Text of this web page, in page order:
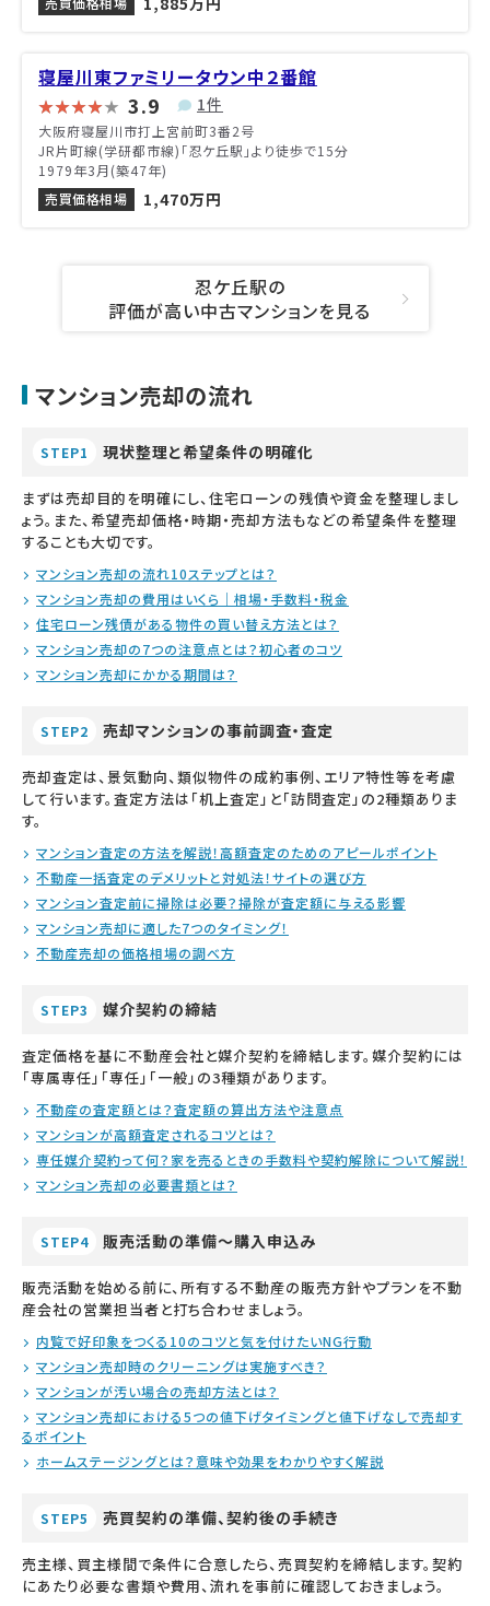
寝屋川東ファミリータウン中２番館
3.9 1件
大阪府寝屋川市打上宮前町3番2号
JR片町線(学研都市線)「忍ケ丘駅」より徒歩で15分
1979年3月(築47年)
売買価格相場
1,470万円
忍ケ丘駅の
評価が高い中古マンションを見る
マンション売却の流れ
STEP1 現状整理と希望条件の明確化
まずは売却目的を明確にし、住宅ローンの残債や資金を整理しまし
ょう。また、希望売却価格・時期・売却方法もなどの希望条件を整理
することも大切です。
マンション売却の流れ10ステップとは？
マンション売却の費用はいくら｜相場・手数料・税金
住宅ローン残債がある物件の買い替え方法とは？
マンション売却の7つの注意点とは？初心者のコツ
マンション売却にかかる期間は？
STEP2 売却マンションの事前調査・査定
売却査定は、景気動向、類似物件の成約事例、エリア特性等を考慮
して行います。査定方法は「机上査定」と「訪問査定」の2種類ありま
す。
マンション査定の方法を解説！高額査定のためのアピールポイント
不動産一括査定のデメリットと対処法！サイトの選び方
マンション査定前に掃除は必要？掃除が査定額に与える影響
マンション売却に適した7つのタイミング！
不動産売却の価格相場の調べ方
STEP3 媒介契約の締結
査定価格を基に不動産会社と媒介契約を締結します。媒介契約には
「専属専任」「専任」「一般」の3種類があります。
不動産の査定額とは？査定額の算出方法や注意点
マンションが高額査定されるコツとは？
専任媒介契約って何？家を売るときの手数料や契約解除について解説！
マンション売却の必要書類とは？
STEP4 販売活動の準備～購入申込み
販売活動を始める前に、所有する不動産の販売方針やプランを不動
産会社の営業担当者と打ち合わせましょう。
内覧で好印象をつくる10のコツと気を付けたいNG行動
マンション売却時のクリーニングは実施すべき？
マンションが汚い場合の売却方法とは？
マンション売却における5つの値下げタイミングと値下げなしで売却す
るポイント
ホームステージングとは？意味や効果をわかりやすく解説
STEP5 売買契約の準備、契約後の手続き
売主様、買主様間で条件に合意したら、売買契約を締結します。契約
にあたり必要な書類や費用、流れを事前に確認しておきましょう。